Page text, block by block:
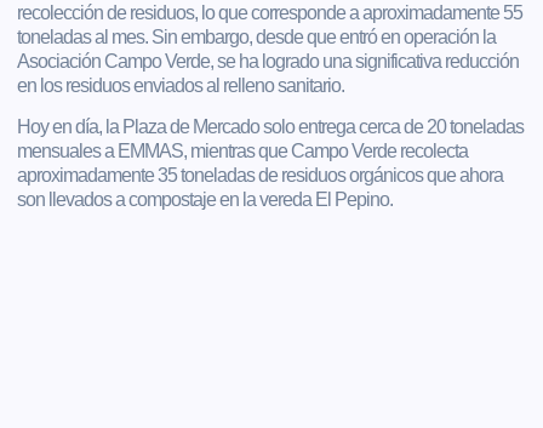
recolección de residuos, lo que corresponde a aproximadamente 55
toneladas al mes. Sin embargo, desde que entró en operación la
Asociación Campo Verde, se ha logrado una significativa reducción
en los residuos enviados al relleno sanitario.
Hoy en día, la Plaza de Mercado solo entrega cerca de 20 toneladas
mensuales a EMMAS, mientras que Campo Verde recolecta
aproximadamente 35 toneladas de residuos orgánicos que ahora
son llevados a compostaje en la vereda El Pepino.